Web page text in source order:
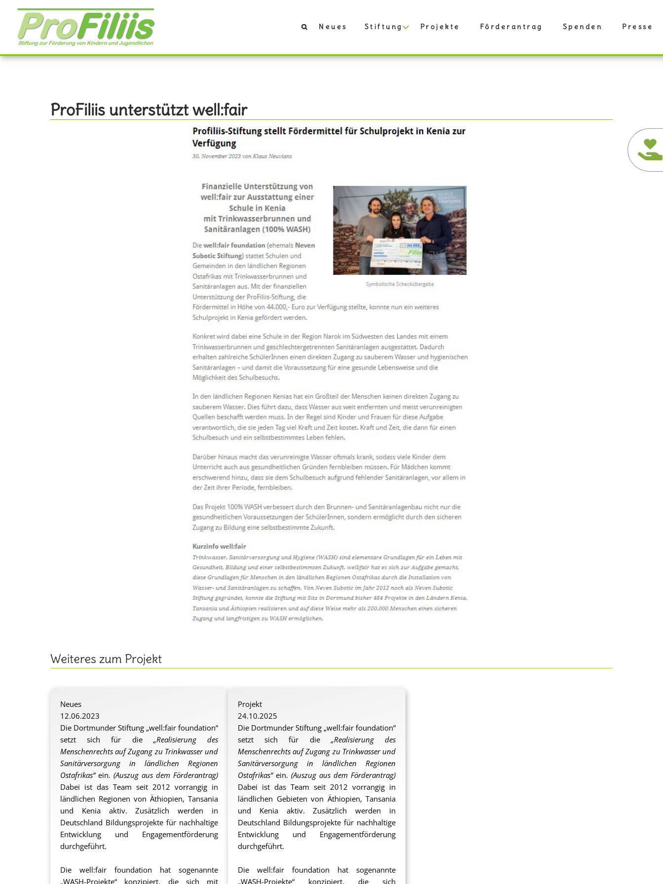
Direkt
Inhalt
Neues Stiftung Projekte Förderantrag Spenden Presse
ProFiliis unterstützt well:fair
Weiteres zum Projekt
Neues
12.06.2023
Die Dortmunder Stiftung „well:fair foundation“
setzt sich für die „Realisierung des
Menschenrechts auf Zugang zu Trinkwasser und
Sanitärversorgung in ländlichen Regionen
Ostafrikas“ ein. (Auszug aus dem Förderantrag)
Dabei ist das Team seit 2012 vorrangig in
ländlichen Regionen von Äthiopien, Tansania
und Kenia aktiv. Zusätzlich werden in
Deutschland Bildungsprojekte für nachhaltige
Entwicklung und Engagementförderung
durchgeführt.
Die well:fair foundation hat sogenannte
„WASH-Projekte“ konzipiert, die sich mit
Projekt
24.10.2025
Die Dortmunder Stiftung „well:fair foundation“
setzt sich für die „Realisierung des
Menschenrechts auf Zugang zu Trinkwasser und
Sanitärversorgung in ländlichen Regionen
Ostafrikas“ ein. (Auszug aus dem Förderantrag)
Dabei ist das Team seit 2012 vorrangig in
ländlichen Gebieten von Äthiopien, Tansania
und Kenia aktiv. Zusätzlich werden in
Deutschland Bildungsprojekte für nachhaltige
Entwicklung und Engagementförderung
durchgeführt.
Die well:fair foundation hat sogenannte
„WASH-Projekte“ konzipiert, die sich